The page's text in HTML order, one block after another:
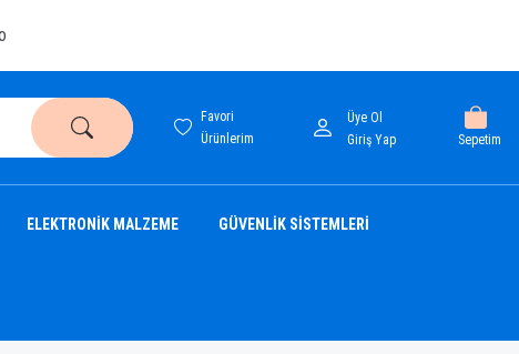
Favori
Ürünlerim
Giriş Yap
Üye Ol
Sepetim
ELEKTRONİK MALZEME GÜVENLİK SİSTEMLERİ